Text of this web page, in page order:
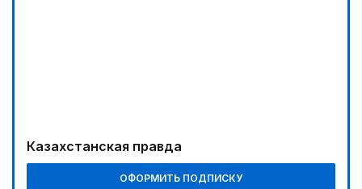
04:33
Путь к решающим матчам
Казахстанская правда
ОФОРМИТЬ ПОДПИСКУ